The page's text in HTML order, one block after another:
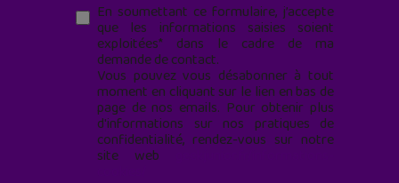
En soumettant ce formulaire, j’accepte
que les informations saisies soient
exploitées* dans le cadre de ma
demande de contact.
Vous pouvez vous désabonner à tout
moment en cliquant sur le lien en bas de
page de nos emails. Pour obtenir plus
d'informations sur nos pratiques de
confidentialité, rendez-vous sur notre
site web